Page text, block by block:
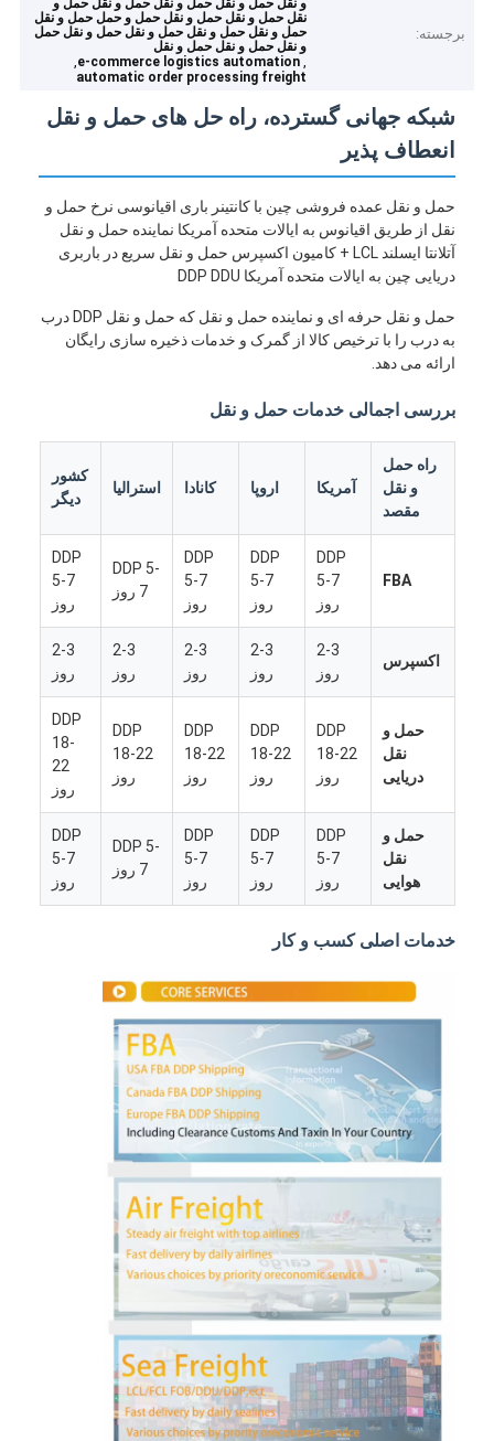
محصولات
دربارهی ما
کارخانه تور
کنترل کیفیت
حالا حرف بزن
حمل و نقل بین المللی
حمل و نقل حمل و نقل هوایی
برجسته:
و نقل حمل و نقل حمل و نقل حمل و نقل حمل و
نقل حمل و نقل حمل و نقل حمل و حمل حمل و نقل
حمل و نقل حمل و نقل حمل و نقل حمل و نقل حمل
و نقل حمل و نقل حمل و نقل
,
e-commerce logistics automation
,
automatic order processing freight
شبکه جهانی گسترده، راه حل های حمل و نقل
انعطاف پذیر
حمل و نقل عمده فروشی چین با کانتینر باری اقیانوسی نرخ حمل و
نقل از طریق اقیانوس به ایالات متحده آمریکا نماینده حمل و نقل
آتلانتا ایسلند LCL + کامیون اکسپرس حمل و نقل سریع در باربری
دریایی چین به ایالات متحده آمریکا DDP DDU
حمل و نقل حرفه ای و نماینده حمل و نقل که حمل و نقل DDP درب
به درب را با ترخیص کالا از گمرک و خدمات ذخیره سازی رایگان
ارائه می دهد.
بررسی اجمالی خدمات حمل و نقل
راه حمل
و نقل
مقصد
آمریکا اروپا کانادا استرالیا
کشور
دیگر
FBA
DDP
5-7
روز
DDP
5-7
روز
DDP
5-7
روز
DDP 5-
7 روز
DDP
5-7
روز
اکسپرس
2-3
روز
2-3
روز
2-3
روز
2-3
روز
2-3
روز
حمل و
نقل
دریایی
DDP
18-22
روز
DDP
18-22
روز
DDP
18-22
روز
DDP
18-22
روز
DDP
18-
22
روز
حمل و
نقل
هوایی
DDP
5-7
روز
DDP
5-7
روز
DDP
5-7
روز
DDP 5-
7 روز
DDP
5-7
روز
خدمات اصلی کسب و کار